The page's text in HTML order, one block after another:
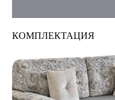
КOМПЛЕКТАЦИЯ